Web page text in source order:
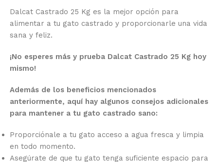
Dalcat Castrado 25 Kg es la mejor opción para
alimentar a tu gato castrado y proporcionarle una vida
sana y feliz.
¡No esperes más y prueba Dalcat Castrado 25 Kg hoy
mismo!
Además de los beneficios mencionados
anteriormente, aquí hay algunos consejos adicionales
para mantener a tu gato castrado sano:
Proporciónale a tu gato acceso a agua fresca y limpia
en todo momento.
Asegúrate de que tu gato tenga suficiente espacio para